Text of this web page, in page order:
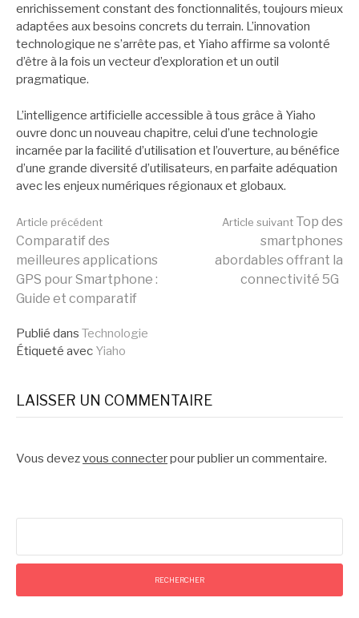
enrichissement constant des fonctionnalités, toujours mieux
adaptées aux besoins concrets du terrain. L’innovation
technologique ne s’arrête pas, et Yiaho affirme sa volonté
d’être à la fois un vecteur d’exploration et un outil
pragmatique.
L’intelligence artificielle accessible à tous grâce à Yiaho
ouvre donc un nouveau chapitre, celui d’une technologie
incarnée par la facilité d’utilisation et l’ouverture, au bénéfice
d’une grande diversité d’utilisateurs, en parfaite adéquation
avec les enjeux numériques régionaux et globaux.
Lire
la
suite
Article précédent
Comparatif des
meilleures applications
GPS pour Smartphone :
Guide et comparatif
Article suivant Top des
smartphones
abordables offrant la
connectivité 5G
Publié dans Technologie
Étiqueté avec Yiaho
LAISSER UN COMMENTAIRE
Vous devezvous connecterpour publier un commentaire.